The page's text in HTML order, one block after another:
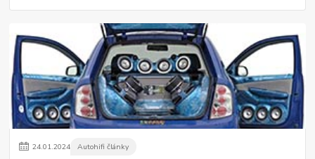
24.01.2024 Autohifi články